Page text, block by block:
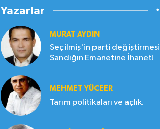
Yazarlar
MURAT AYDIN
Seçilmiş'in parti değiştirmesi
Sandığın Emanetine İhanet!
MEHMET YÜCEER
Tarım politikaları ve açlık.